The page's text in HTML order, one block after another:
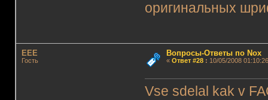
оригинальных
EEE
Гость
Вопросы-Ответы по Nox
« Ответ #28: 10/05/2008
Vse sdelal kak v